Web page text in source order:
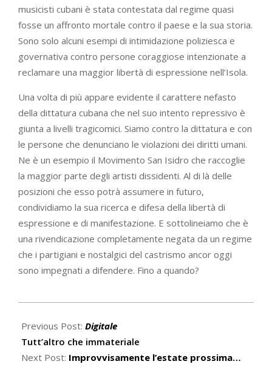
musicisti cubani è stata contestata dal regime quasi
fosse un affronto mortale contro il paese e la sua storia.
Sono solo alcuni esempi di intimidazione poliziesca e
governativa contro persone coraggiose intenzionate a
reclamare una maggior libertà di espressione nell’Isola.
Una volta di più appare evidente il carattere nefasto
della dittatura cubana che nel suo intento repressivo è
giunta a livelli tragicomici. Siamo contro la dittatura e con
le persone che denunciano le violazioni dei diritti umani.
Ne è un esempio il Movimento San Isidro che raccoglie
la maggior parte degli artisti dissidenti. Al di là delle
posizioni che esso potrà assumere in futuro,
condividiamo la sua ricerca e difesa della libertà di
espressione e di manifestazione. E sottolineiamo che è
una rivendicazione completamente negata da un regime
che i partigiani e nostalgici del castrismo ancor oggi
sono impegnati a difendere. Fino a quando?
03-
20
Previous Post: Digitale
Tutt’altro che immateriale
Next Post: Improvvisamente l’estate prossima…